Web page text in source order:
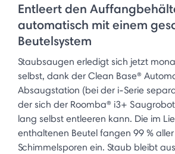
Entleert den
automatisch mit einem
Beutelsystem
Staubsaugen erledigt sich jetzt
selbst, dank der Clean Base®
Absaugstation (bei der i-Serie
der sich der Roomba® i3+
lang selbst entleeren kann. Die im
enthaltenen Beutel fangen 99 %
Schimmelsporen ein. Staub bleibt